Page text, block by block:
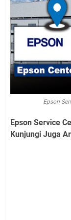
Epson
Epson Service
Kunjungi Juga